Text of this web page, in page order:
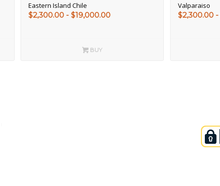
Eastern Island Chile
$2,300.00 - $19,000.00Rango
BUY
Valparaiso
$2,300.00 -